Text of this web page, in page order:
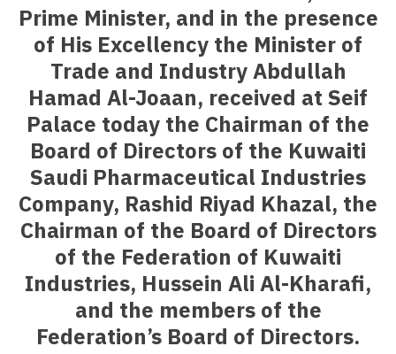
Prime Minister, and in the presence
of His Excellency the Minister of
Trade and Industry Abdullah
Hamad Al-Joaan, received at Seif
Palace today the Chairman of the
Board of Directors of the Kuwaiti
Saudi Pharmaceutical Industries
Company, Rashid Riyad Khazal, the
Chairman of the Board of Directors
of the Federation of Kuwaiti
Industries, Hussein Ali Al-Kharafi,
and the members of the
Federation’s Board of Directors.